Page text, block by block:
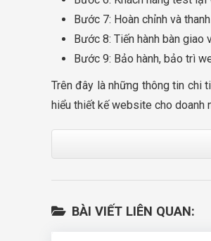
Bước 7: Hoàn chỉnh và
Bước 8: Tiến hành bàn
Bước 9: Bảo hành, bảo trì
Trên đây là những thông tin chi
hiểu thiết kế website cho doanh
BÀI VIẾT LIÊN QUAN: